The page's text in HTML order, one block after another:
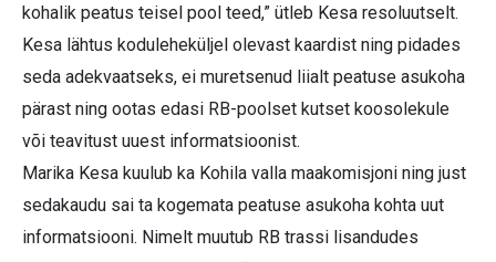
kohalik peatus teisel pool teed,” ütleb Kesa resoluutselt.
Kesa lähtus koduleheküljel olevast kaardist ning pidades
seda adekvaatseks, ei muretsenud liialt peatuse asukoha
pärast ning ootas edasi RB-poolset kutset koosolekule
või teavitust uuest informatsioonist.
Marika Kesa kuulub ka Kohila valla maakomisjoni ning just
sedakaudu sai ta kogemata peatuse asukoha kohta uut
informatsiooni. Nimelt muutub RB trassi lisandudes